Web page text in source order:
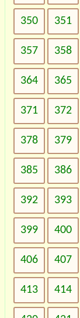
350 351
357 358
364 365
371 372
378 379
385 386
392 393
399 400
406 407
413 414